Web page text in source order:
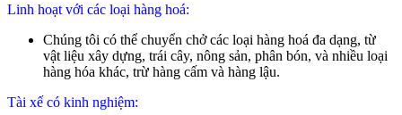
Linh hoạt với các loại hàng hoá:
Chúng tôi có thể chuyển chở các loại hàng hoá đa dạng, từ
vật liệu xây dựng, trái cây, nông sản, phân bón, và nhiều loại
hàng hóa khác, trừ hàng cấm và hàng lậu.
Tài xế có kinh nghiệm: